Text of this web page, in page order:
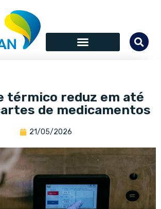
térmico reduz em até
de medicamentos
21/05/2026